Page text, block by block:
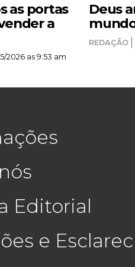
as portas
a
2026 as 9:53 am
Deus
mundo
REDAÇÃO
Editorial
e